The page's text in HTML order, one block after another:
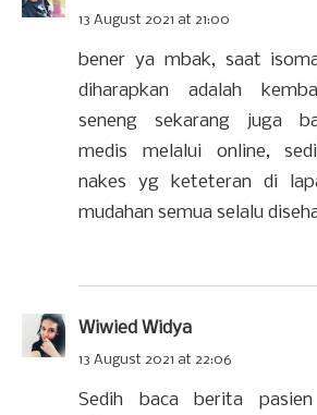
13 August 2021 at 21:00
bener ya mbak, saat
diharapkan adalah
seneng sekarang juga
medis melalui online,
nakes yg keteteran di
mudahan semua selalu
Wiwied Widya
13 August 2021 at 22:06
Sedih baca berita